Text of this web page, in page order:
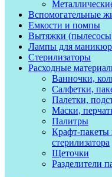
Вспомогательные
Емкости и помпы
Вытяжки
Лампы для
Стерилизаторы
Расходные
Ванночки,
Салфетки,
Палетки,
Маски,
Палитры
Крафт-пакеты
стерилизатора
Щеточки
Разделители